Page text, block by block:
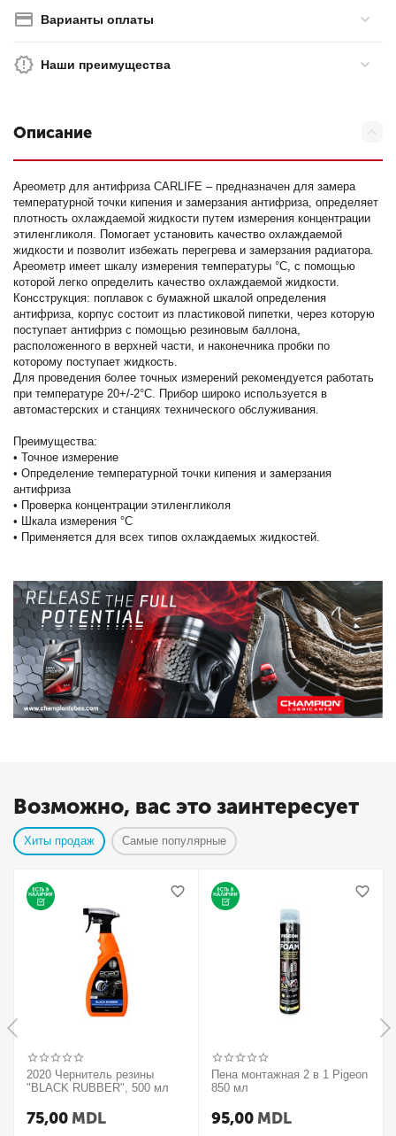
Варианты оплаты
Наши преимущества
Описание
Ареометр для антифриза CARLIFE – предназначен для замера
температурной точки кипения и замерзания антифриза, определяет
плотность охлаждаемой жидкости путем измерения концентрации
этиленгликоля. Помогает установить качество охлаждаемой
жидкости и позволит избежать перегрева и замерзания радиатора.
Ареометр имеет шкалу измерения температуры °C, с помощью
которой легко определить качество охлаждаемой жидкости.
Консструкция: поплавок с бумажной шкалой определения
антифриза, корпус состоит из пластиковой пипетки, через которую
поступает антифриз с помощью резиновым баллона,
расположенного в верхней части, и наконечника пробки по
которому поступает жидкость.
Для проведения более точных измерений рекомендуется работать
при температуре 20+/-2°C. Прибор широко используется в
автомастерских и станциях технического обслуживания.
Преимущества:
• Точное измерение
• Определение температурной точки кипения и замерзания
антифриза
• Проверка концентрации этиленгликоля
• Шкала измерения °C
• Применяется для всех типов охлаждаемых жидкостей.
Возможно, вас это заинтересует
Хиты продаж Самые популярные
2020 Чернитель резины
"BLACK RUBBER", 500 мл
75,00 MDL
Пена монтажная 2 в 1 Pigeon
850 мл
95,00 MDL